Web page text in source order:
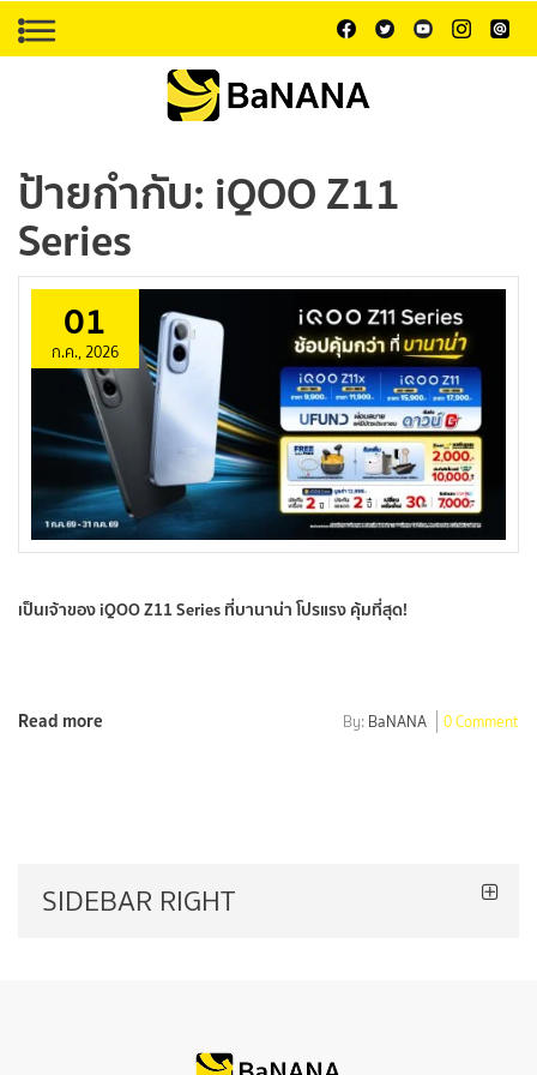
ป้ายกำกับ: iQOO Z11
Series
01
ก.ค., 2026
เป็นเจ้าของ iQOO Z11 Series ที่บานาน่า โปรแรง คุ้มที่สุด!
Read more By: BaNANA 0 Comment
SIDEBAR RIGHT